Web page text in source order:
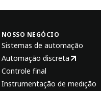
NOSSO NEGÓCIO
Sistemas de automação
Automação discreta
Controle final
Instrumentação de medição